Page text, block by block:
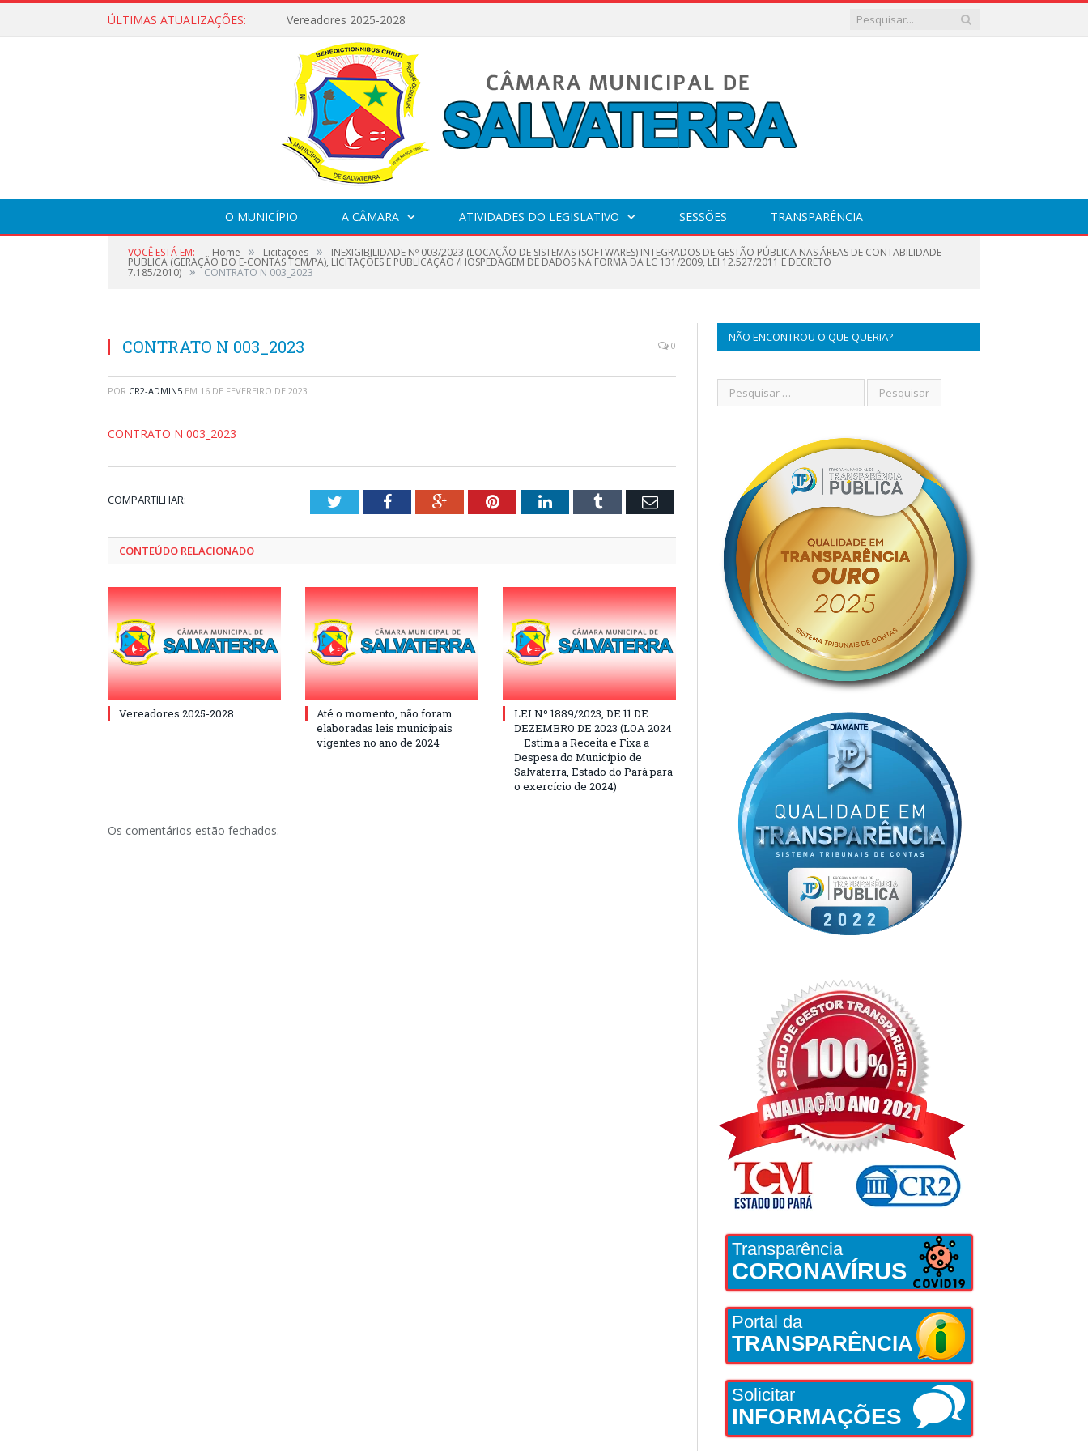
ÚLTIMAS ATUALIZAÇÕES: Vereadores 2025-2028
O MUNICÍPIO A CÂMARA ATIVIDADES DO LEGISLATIVO SESSÕES TRANSPARÊNCIA
VOCÊ ESTÁ EM: Home » Licitações » INEXIGIBILIDADE Nº 003/2023 (LOCAÇÃO DE SISTEMAS (SOFTWARES) INTEGRADOS DE GESTÃO PÚBLICA NAS ÁREAS DE CONTABILIDADE
PÚBLICA (GERAÇÃO DO E-CONTAS TCM/PA), LICITAÇÕES E PUBLICAÇÃO /HOSPEDAGEM DE DADOS NA FORMA DA LC 131/2009, LEI 12.527/2011 E DECRETO
7.185/2010) » CONTRATO N 003_2023
CONTRATO N 003_2023 0
POR CR2-ADMIN5 EM 16 DE FEVEREIRO DE 2023
CONTRATO N 003_2023
COMPARTILHAR: TwitterFacebookGoogle+PinterestLinkedInTumblr Email
CONTEÚDO RELACIONADO
Vereadores 2025-2028
Até o momento, não foram
elaboradas leis municipais
vigentes no ano de 2024
LEI Nº 1889/2023, DE 11 DE
DEZEMBRO DE 2023 (LOA 2024
– Estima a Receita e Fixa a
Despesa do Município de
Salvaterra, Estado do Pará para
o exercício de 2024)
Os comentários estão fechados.
NÃO ENCONTROU O QUE QUERIA?
Transparência
CORONAVÍRUS
Portal da
TRANSPARÊNCIA
Solicitar
INFORMAÇÕES